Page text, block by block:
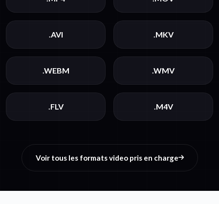
.AVI .MKV
.WEBM .WMV
.FLV .M4V
Voir tous les formats video pris en charge